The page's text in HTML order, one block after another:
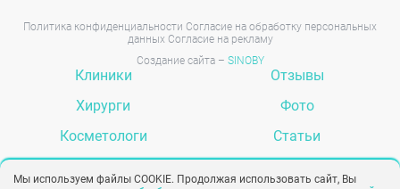
Политика конфиденциальности Согласие на обработку персональных
данных Согласие на рекламу
Создание сайта – SINOBY
Клиники
Хирурги
Косметологи
Отзывы
Фото
Статьи
Мы используем файлы COOKIE. Продолжая использовать сайт, Вы